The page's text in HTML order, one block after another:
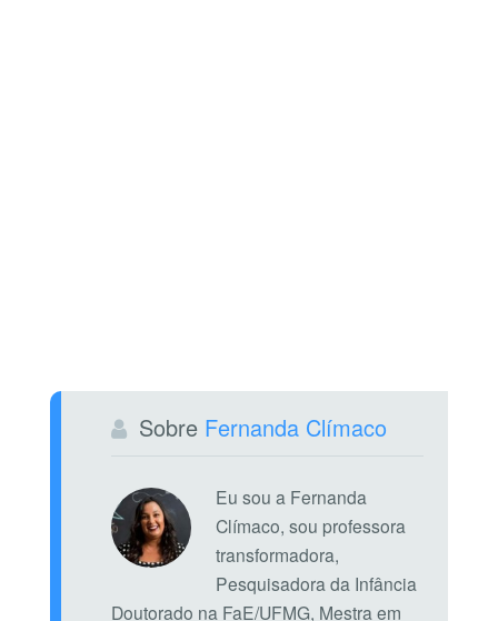
Sobre Fernanda Clímaco
Eu sou a Fernanda
Clímaco, sou professora
transformadora,
Pesquisadora da Infância
Doutorado na FaE/UFMG, Mestra em